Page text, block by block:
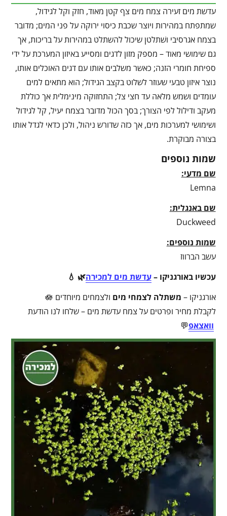
עדשת מים זעירה צמח מים צף קטן מאוד, חזק וקל לגידול,
שמתפתח במהירות ויוצר שכבת כיסוי ירוקה על פני המים; מדובר
בצמח אגרסיבי ושׁתלטן שיכול להשתלט במהירות על בריכות, אך
גם שימושי מאוד – מספק מזון לדגים ומסייע באיזון המערכת על ידי
ספיחת חומרי הזנה; כאשר משלבים אותו עם דגים האוכלים אותו,
נוצר איזון טבעי שעוזר לשלוט בקצב הגידול; הוא מתאים למים
עומדים ושמש מלאה עד חצי צל; התחזוקה מינימלית אך כוללת
מעקב ודילול לפי הצורך; בסך הכול מדובר בצמח יעיל, קל לגידול
ושימושי למערכות מים, אך כזה שדורש ניהול, ולכן כדאי לגדל אותו
בצורה מבוקרת.
שמות נוספים
שם מדעי:
Lemna
שם באנגלית:
Duckweed
שמות נוספים:
עשב הברווז
עכשיו באורגניקו –עדשת מים למכירה🌿 💧
אורגניקו – משתלה לצמחי מים ולצמחים מיוחדים 🪷
לקבלת מחיר ופרטים על צמח עדשת מים – שלחו לנו הודעת
וואצאפ💬